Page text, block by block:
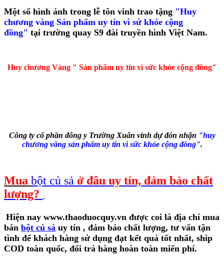
Một số hình ảnh trong lễ tôn vinh trao tặng "Huy
chương vàng Sản phẩm uy tín vì sứ khỏe cộng
đồng" tại trường quay S9 đài truyền hình Việt Nam.
Huy chương Vàng " Sản phẩm uy tín vì sức khỏe cộng đồng"
Công ty cổ phần đông y Trường Xuân vinh dự đón nhận "huy
chương vàng sản phẩm uy tín vì sức khỏe cộng đồng".
Mua bột củ sả ở đâu uy tín, đảm bảo chất
lượng?
Hiện nay www.thaoduocquy.vn được coi là địa chỉ mua
bán bột củ sả uy tín , đảm bảo chất lượng, tư vấn tận
tình để khách hàng sử dụng đạt kết quả tốt nhất, ship
COD toàn quốc, đổi trả hàng hoàn toàn miến phí.